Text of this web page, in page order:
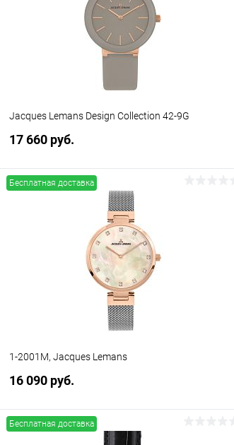
Jacques Lemans Design Collection 42-9G
17 660 руб.
В корзину
В наличии
Бесплатная доставка
1-2001M, Jacques Lemans
16 090 руб.
В корзину
Бесплатная доставка